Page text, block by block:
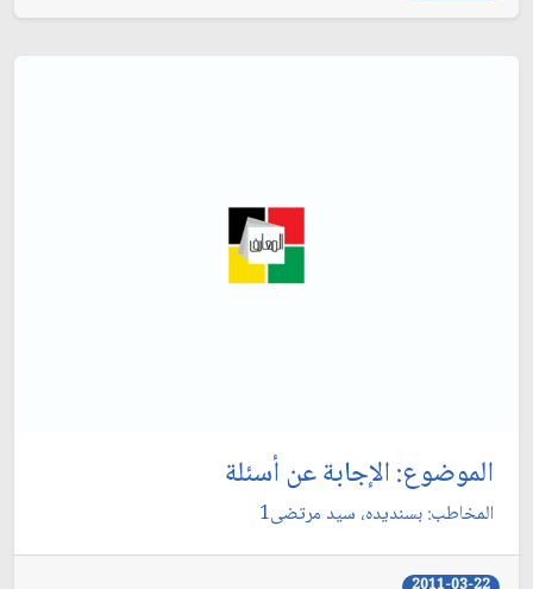
الموضوع: الإجابة عن أسئلة
المخاطب: بسنديده، سيد مرتضى1